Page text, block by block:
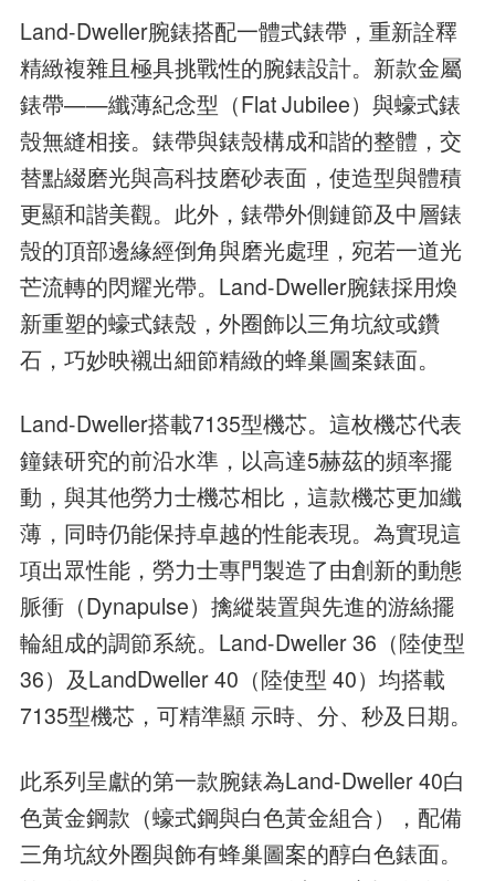
Land-Dweller腕錶搭配一體式錶帶，重新詮釋
精緻複雜且極具挑戰性的腕錶設計。新款金屬
錶帶——纖薄紀念型（Flat Jubilee）與蠔式錶
殼無縫相接。錶帶與錶殼構成和諧的整體，交
替點綴磨光與高科技磨砂表面，使造型與體積
更顯和諧美觀。此外，錶帶外側鏈節及中層錶
殼的頂部邊緣經倒角與磨光處理，宛若一道光
芒流轉的閃耀光帶。Land-Dweller腕錶採用煥
新重塑的蠔式錶殼，外圈飾以三角坑紋或鑽
石，巧妙映襯出細節精緻的蜂巢圖案錶面。
Land-Dweller搭載7135型機芯。這枚機芯代表
鐘錶研究的前沿水準，以高達5赫茲的頻率擺
動，與其他勞力士機芯相比，這款機芯更加纖
薄，同時仍能保持卓越的性能表現。為實現這
項出眾性能，勞力士專門製造了由創新的動態
脈衝（Dynapulse）擒縱裝置與先進的游絲擺
輪組成的調節系統。Land-Dweller 36（陸使型
36）及LandDweller 40（陸使型 40）均搭載
7135型機芯，可精準顯 示時、分、秒及日期。
此系列呈獻的第一款腕錶為Land-Dweller 40白
色黃金鋼款（蠔式鋼與白色黃金組合），配備
三角坑紋外圈與飾有蜂巢圖案的醇白色錶面。